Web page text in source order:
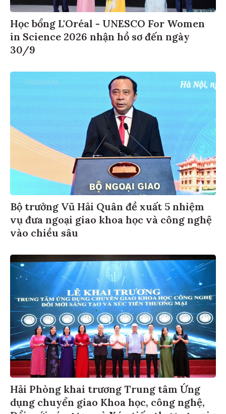
Học bổng L'Oréal - UNESCO For Women
in Science 2026 nhận hồ sơ đến ngày
30/9
Bộ trưởng Vũ Hải Quân đề xuất 5 nhiệm
vụ đưa ngoại giao khoa học và công nghệ
vào chiều sâu
Hải Phòng khai trương Trung tâm Ứng
dụng chuyển giao Khoa học, công nghệ,